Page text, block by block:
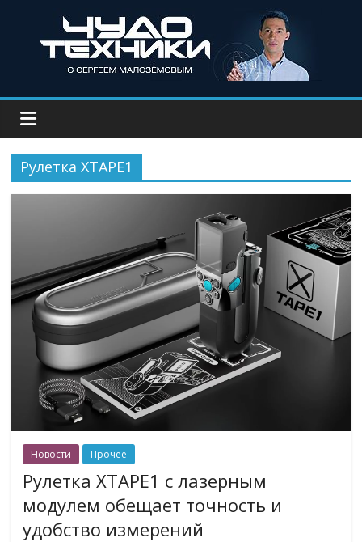
Рулетка XTAPE1
Новости Прочее
Рулетка XTAPE1 с лазерным
модулем обещает точность и
удобство измерений